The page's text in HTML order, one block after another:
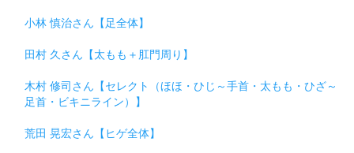
小林 慎治さん【足全体】
田村 久さん【太もも＋肛門周り】
木村 修司さん【セレクト（ほほ・ひじ～手首・太もも・ひざ～
足首・ビキニライン）】
荒田 晃宏さん【ヒゲ全体】